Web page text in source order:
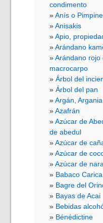
condimento
Anís o
Anisakis
Apio,
Arándano
Arándano rojo
macrocarpo
Árbol del
Árbol del pan
Argán,
Azafrán
Azúcar de
de abedul
Azúcar de
Azúcar de
Azúcar de
Babaco
Bagre del
Bayas de Acai
Bebidas
Bénédictine